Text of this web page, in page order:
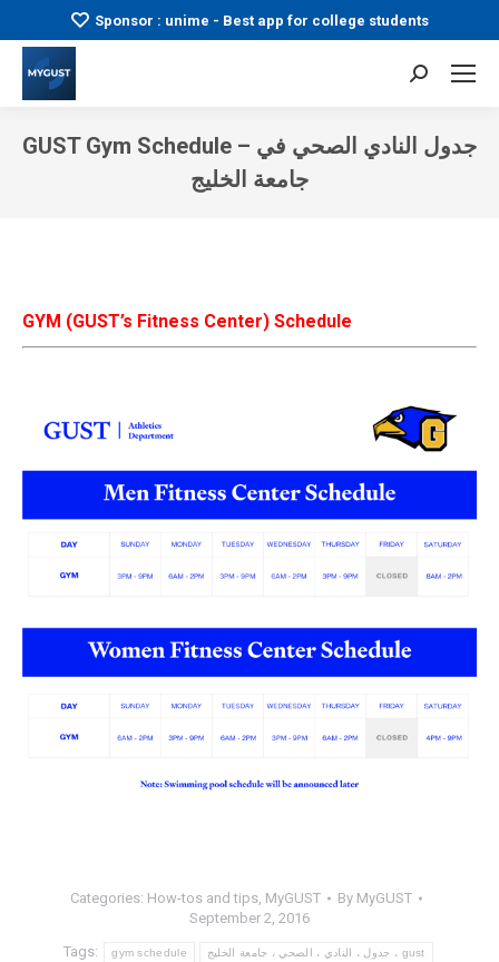
Sponsor : unime - Best app for college students
Search:
GUST Gym Schedule – جدول النادي الصحي في
جامعة الخليج
GYM (GUST’s Fitness Center) Schedule
Categories: How-tos and tips MyGUST By MyGUST
September 2, 2016
Tags: gym schedule جدول ، النادي ، الصحي ، جامعة الخليج ، gust